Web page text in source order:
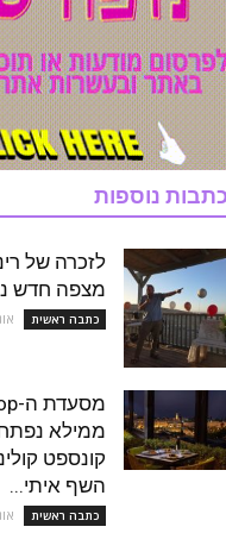
נוספות
לזכרה של
מצפה חדש
כתבה ראשית
ממילא
קונספט
השף איתי...
כתבה ראשית